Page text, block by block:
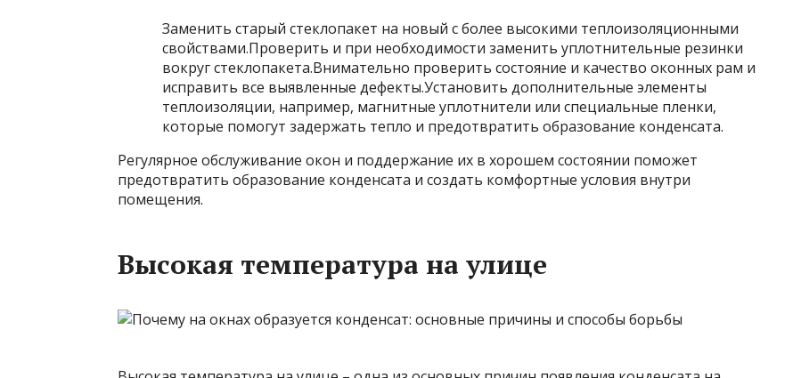
Заменить старый стеклопакет на новый с более высокими теплоизоляционными
свойствами.Проверить и при необходимости заменить уплотнительные резинки
вокруг стеклопакета.Внимательно проверить состояние и качество оконных рам и
исправить все выявленные дефекты.Установить дополнительные элементы
теплоизоляции, например, магнитные уплотнители или специальные пленки,
которые помогут задержать тепло и предотвратить образование конденсата.
Регулярное обслуживание окон и поддержание их в хорошем состоянии поможет
предотвратить образование конденсата и создать комфортные условия внутри
помещения.
Высокая температура на улице